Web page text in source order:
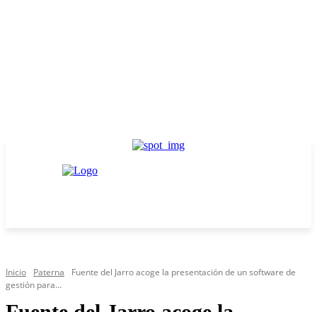
Inicio Paterna
Fuente del Jarro acoge la presentación de un software de
gestión para...